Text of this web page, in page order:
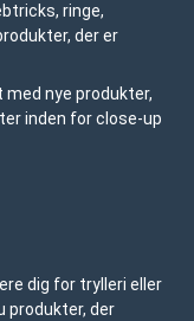
ringe,
der er
nye produkter,
inden for close-up
dig for trylleri eller
produkter, der